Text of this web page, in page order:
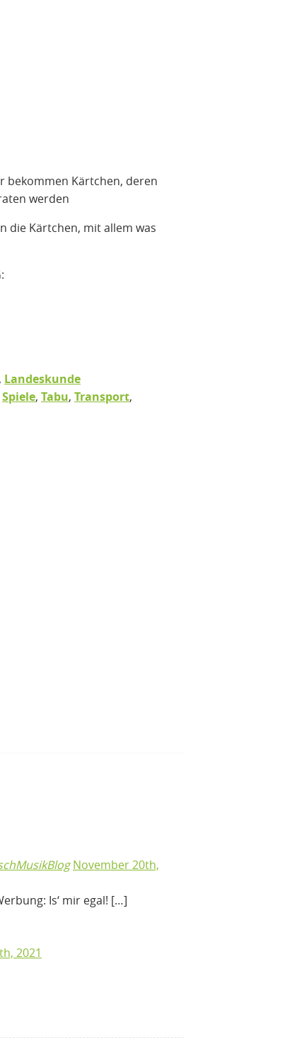
bekommen Kärtchen, deren
werden
die Kärtchen, mit allem was
, Landeskunde
Spiele, Tabu, Transport,
November 20th,
Is‘ mir egal! […]
2021